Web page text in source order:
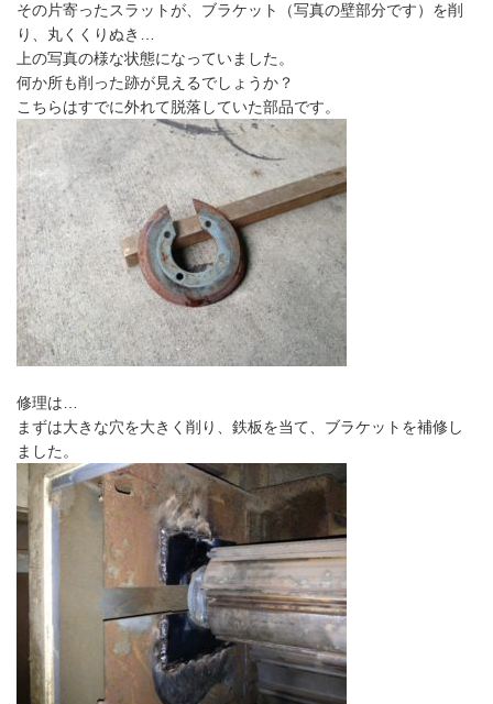
その片寄ったスラットが、ブラケット（写真の壁部分です）を削
り、丸くくりぬき…
上の写真の様な状態になっていました。
何か所も削った跡が見えるでしょうか？
こちらはすでに外れて脱落していた部品です。
修理は…
まずは大きな穴を大きく削り、鉄板を当て、ブラケットを補修し
ました。